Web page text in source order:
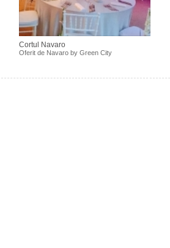
Cortul Navaro
Oferit de Navaro by Green City